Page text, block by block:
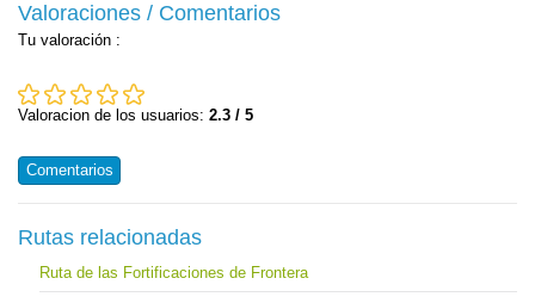
Valoraciones / Comentarios
Tu valoración :
Valoracion de los usuarios: 2.3 / 5
Comentarios
Rutas relacionadas
Ruta de las Fortificaciones de Frontera